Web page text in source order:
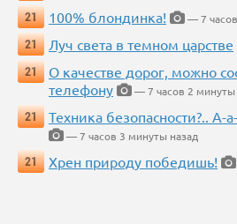
21
100% блондинка!
— 7
21
Луч света в темном царстве
21
О качестве дорог, можно
телефону
— 7 часов 2 минуты
21
Техника безопасности?..
— 7 часов 3 минуты назад
21
Хрен природу победишь!